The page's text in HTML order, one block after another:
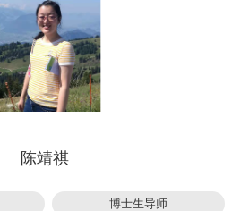
陈靖祺
博士生导师